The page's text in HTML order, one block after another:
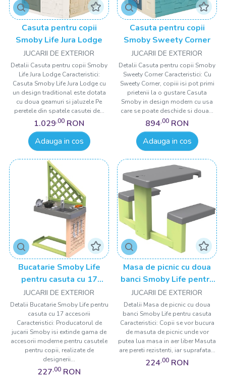
Casuta pentru copii
Smoby Life Jura Lodge
JUCARII DE EXTERIOR
Detalii Casuta pentru copii Smoby
Life Jura Lodge Caracteristici:
Casuta Smoby Life Jura Lodge cu
un design traditional este dotata
cu doua geamuri si jaluzele Pe
peretele din spatele casutei de...
1.029,00 RON
Adauga in cos
Casuta pentru copii
Smoby Sweety Corner
JUCARII DE EXTERIOR
Detalii Casuta pentru copii Smoby
Sweety Corner Caracteristici: Cu
Sweety Corner, copiii isi pot primi
prietenii la o gustare Casuta
Smoby in design modern cu usa
care se poate deschide si doua...
894,00 RON
Adauga in cos
Bucatarie Smoby Life
pentru casuta cu 17
accesorii
JUCARII DE EXTERIOR
Detalii Bucatarie Smoby Life pentru
casuta cu 17 accesorii
Caracteristici: Producatorul de
jucarii Smoby isi extinde gama de
accesorii moderne pentru casutele
pentru copii, realizate de
designerii...
227,00 RON
Masa de picnic cu doua
banci Smoby Life pentru
casuta verde
JUCARII DE EXTERIOR
Detalii Masa de picnic cu doua
banci Smoby Life pentru casuta
Caracteristici: Copii se vor bucura
de masuta de picnic unde vor
putea lua masa in aer liber Masuta
are pereti rezistenti, iar suprafata...
224,00 RON